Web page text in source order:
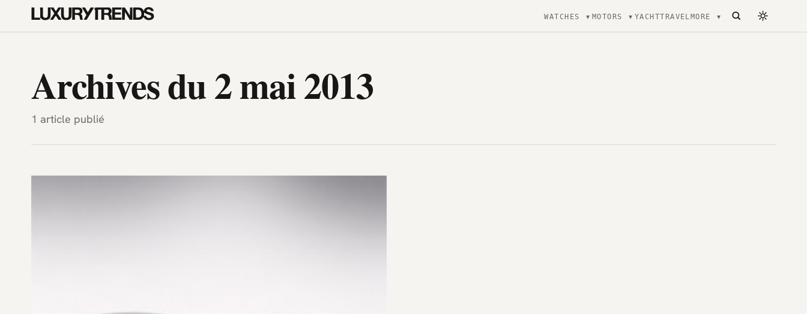
LuxuryTrends.fr — Magazine High-Tech, design, gadget, architecture, mode et Luxe
WATCHES MOTORS YACHTTRAVELMORE
Archives du 2 mai 2013
1 article publié